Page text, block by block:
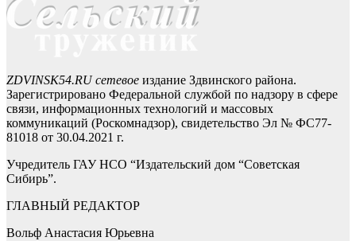
ZDVINSK54.RU сетевое издание Здвинского района.
Зарегистрировано Федеральной службой по надзору в сфере
связи, информационных технологий и массовых
коммуникаций (Роскомнадзор), свидетельство Эл № ФС77-
81018 от 30.04.2021 г.
Учредитель ГАУ НСО “Издательский дом “Советская
Сибирь”.
ГЛАВНЫЙ РЕДАКТОР
Вольф Анастасия Юрьевна